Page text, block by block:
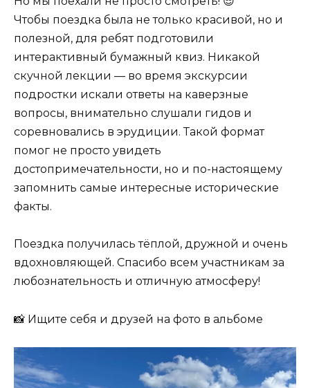
Чтобы поездка была не только красивой, но и
полезной, для ребят подготовили
интерактивный бумажный квиз. Никакой
скучной лекции — во время экскурсии
подростки искали ответы на каверзные
вопросы, внимательно слушали гидов и
соревновались в эрудиции. Такой формат
помог не просто увидеть
достопримечательности, но и по-настоящему
запомнить самые интересные исторические
факты.
Поездка получилась тёплой, дружной и очень
вдохновляющей. Спасибо всем участникам за
любознательность и отличную атмосферу!
📸 Ищите себя и друзей на фото в альбоме